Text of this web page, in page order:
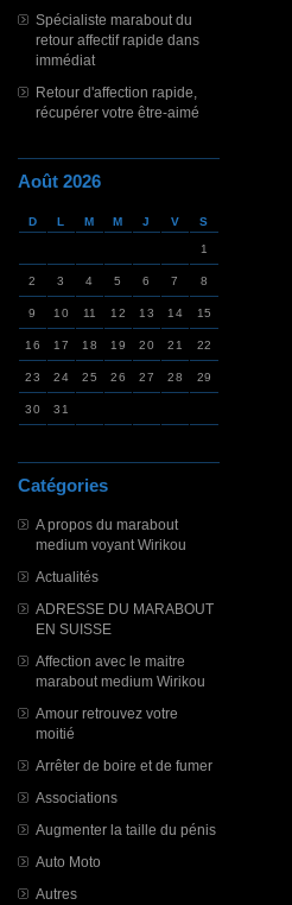
Spécialiste marabout du
retour affectif rapide dans
immédiat
Retour d'affection rapide,
récupérer votre être-aimé
Août 2026
D L M M J V S
1
2 3 4 5 6 7 8
9 10 11 12 13 14 15
16 17 18 19 20 21 22
23 24 25 26 27 28 29
30 31
Catégories
A propos du marabout
medium voyant Wirikou
Actualités
ADRESSE DU MARABOUT
EN SUISSE
Affection avec le maitre
marabout medium Wirikou
Amour retrouvez votre
moitié
Arrêter de boire et de fumer
Associations
Augmenter la taille du pénis
Auto Moto
Autres